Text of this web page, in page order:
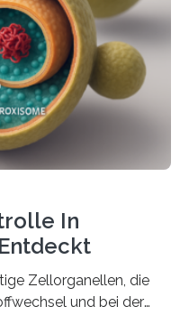
In
Zellorganellen, die
und bei der